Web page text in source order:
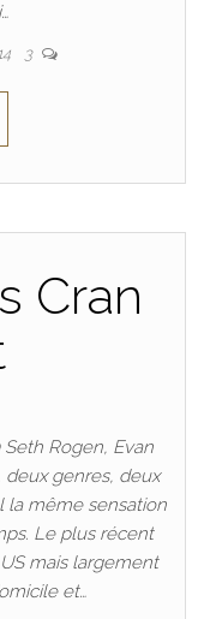
3
Cran
Seth Rogen, Evan
deux genres, deux
la même sensation
Le plus récent
mais largement
et…